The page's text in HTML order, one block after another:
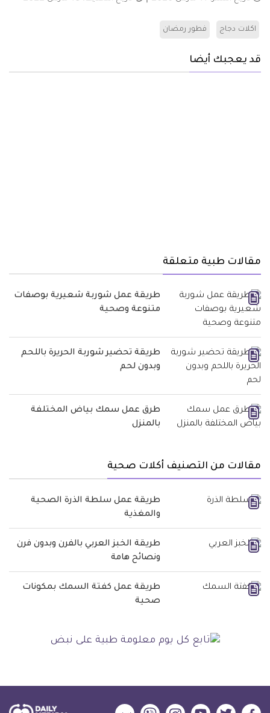
اكلات دجاج فطور رمضان
قد يعجبك أيضا
مقالات طبية متعلقة
طريقة عمل شوربة شعيرية بوصفات
متنوعة وصحية
طريقة تحضير شوربة الحريرة باللحم
وبدون لحم
طرق عمل سمك بياض المختلفة
بالمنزل
مقالات من التصنيف أكلات صحية
طريقة عمل سلطة الذرة الصحية
والمغذية
طريقة الخبز العربي بالفرن وبدون فرن
ونصائح هامة
طريقة عمل كفتة السمك بمكونات
صحية